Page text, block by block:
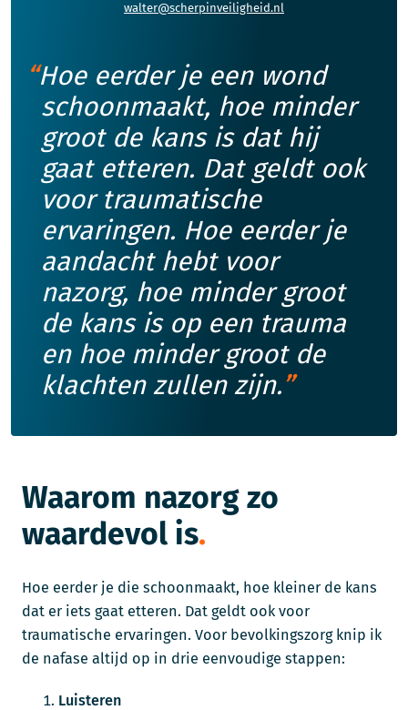
walter@scherpinveiligheid.nl
Hoe eerder je een wond
schoonmaakt, hoe minder
groot de kans is dat hij
gaat etteren. Dat geldt ook
voor traumatische
ervaringen. Hoe eerder je
aandacht hebt voor
nazorg, hoe minder groot
de kans is op een trauma
en hoe minder groot de
klachten zullen zijn.
Waarom nazorg zo
waardevol is
Hoe eerder je die schoonmaakt, hoe kleiner de kans
dat er iets gaat etteren. Dat geldt ook voor
traumatische ervaringen. Voor bevolkingszorg knip ik
de nafase altijd op in drie eenvoudige stappen:
Luisteren